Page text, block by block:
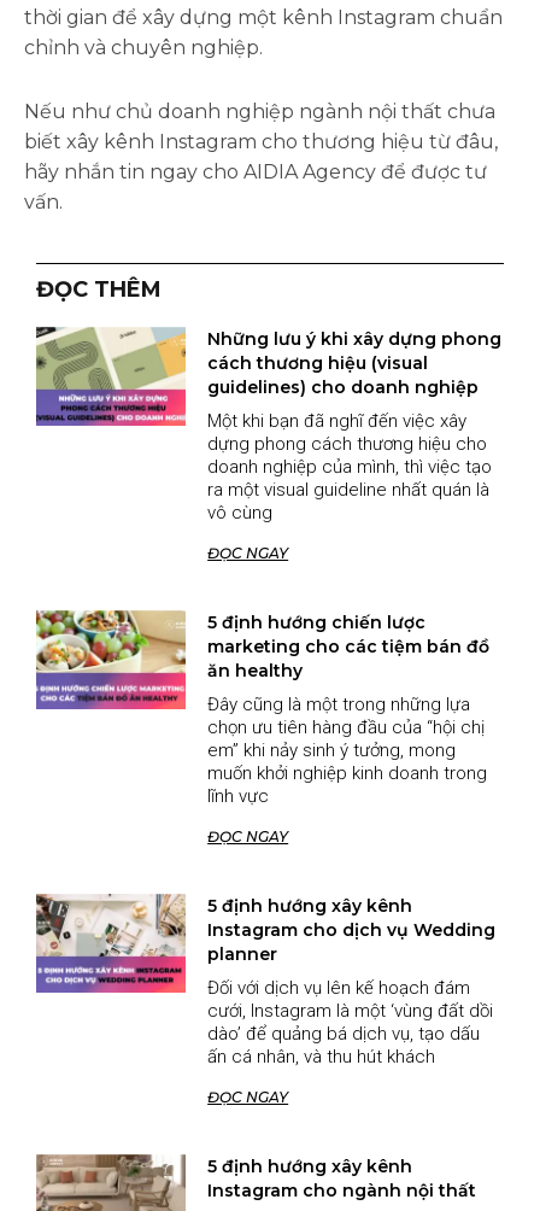
thời gian để xây dựng một kênh Instagram chuẩn
chỉnh và chuyên nghiệp.
Nếu như chủ doanh nghiệp ngành nội thất chưa
biết xây kênh Instagram cho thương hiệu từ đâu,
hãy nhắn tin ngay cho AIDIA Agency để được tư
vấn.
ĐỌC THÊM
Những lưu ý khi xây dựng phong
cách thương hiệu (visual
guidelines) cho doanh nghiệp
Một khi bạn đã nghĩ đến việc xây
dựng phong cách thương hiệu cho
doanh nghiệp của mình, thì việc tạo
ra một visual guideline nhất quán là
vô cùng
ĐỌC NGAY
5 định hướng chiến lược
marketing cho các tiệm bán đồ
ăn healthy
Đây cũng là một trong những lựa
chọn ưu tiên hàng đầu của “hội chị
em” khi nảy sinh ý tưởng, mong
muốn khởi nghiệp kinh doanh trong
lĩnh vực
ĐỌC NGAY
5 định hướng xây kênh
Instagram cho dịch vụ Wedding
planner
Đối với dịch vụ lên kế hoạch đám
cưới, Instagram là một ‘vùng đất dồi
dào’ để quảng bá dịch vụ, tạo dấu
ấn cá nhân, và thu hút khách
ĐỌC NGAY
5 định hướng xây kênh
Instagram cho ngành nội thất